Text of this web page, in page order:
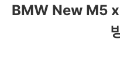
BMW New M5